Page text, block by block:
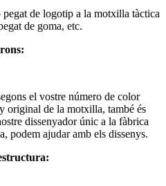
de logotip a la motxilla tàctica
de goma, etc.
el vostre número de color
original de la motxilla, també és
dissenyador únic a la fàbrica
podem ajudar amb els dissenys.